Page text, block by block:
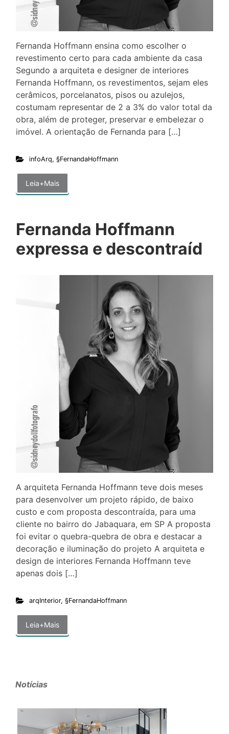
Fernanda Hoffmann ensina como escolher o
revestimento certo para cada ambiente da casa
Segundo a arquiteta e designer de interiores
Fernanda Hoffmann, os revestimentos, sejam eles
cerâmicos, porcelanatos, pisos ou azulejos,
costumam representar de 2 a 3% do valor total da
obra, além de proteger, preservar e embelezar o
imóvel. A orientação de Fernanda para […]
infoArq, §FernandaHoffmann
Leia+Mais
Fernanda Hoffmann
expressa e descontraíd
A arquiteta Fernanda Hoffmann teve dois meses
para desenvolver um projeto rápido, de baixo
custo e com proposta descontraída, para uma
cliente no bairro do Jabaquara, em SP A proposta
foi evitar o quebra-quebra de obra e destacar a
decoração e iluminação do projeto A arquiteta e
design de interiores Fernanda Hoffmann teve
apenas dois […]
arqInterior, §FernandaHoffmann
Leia+Mais
Notícias